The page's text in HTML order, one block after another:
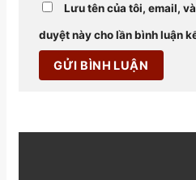
Lưu tên của tôi, email,
duyệt này cho lần bình luận